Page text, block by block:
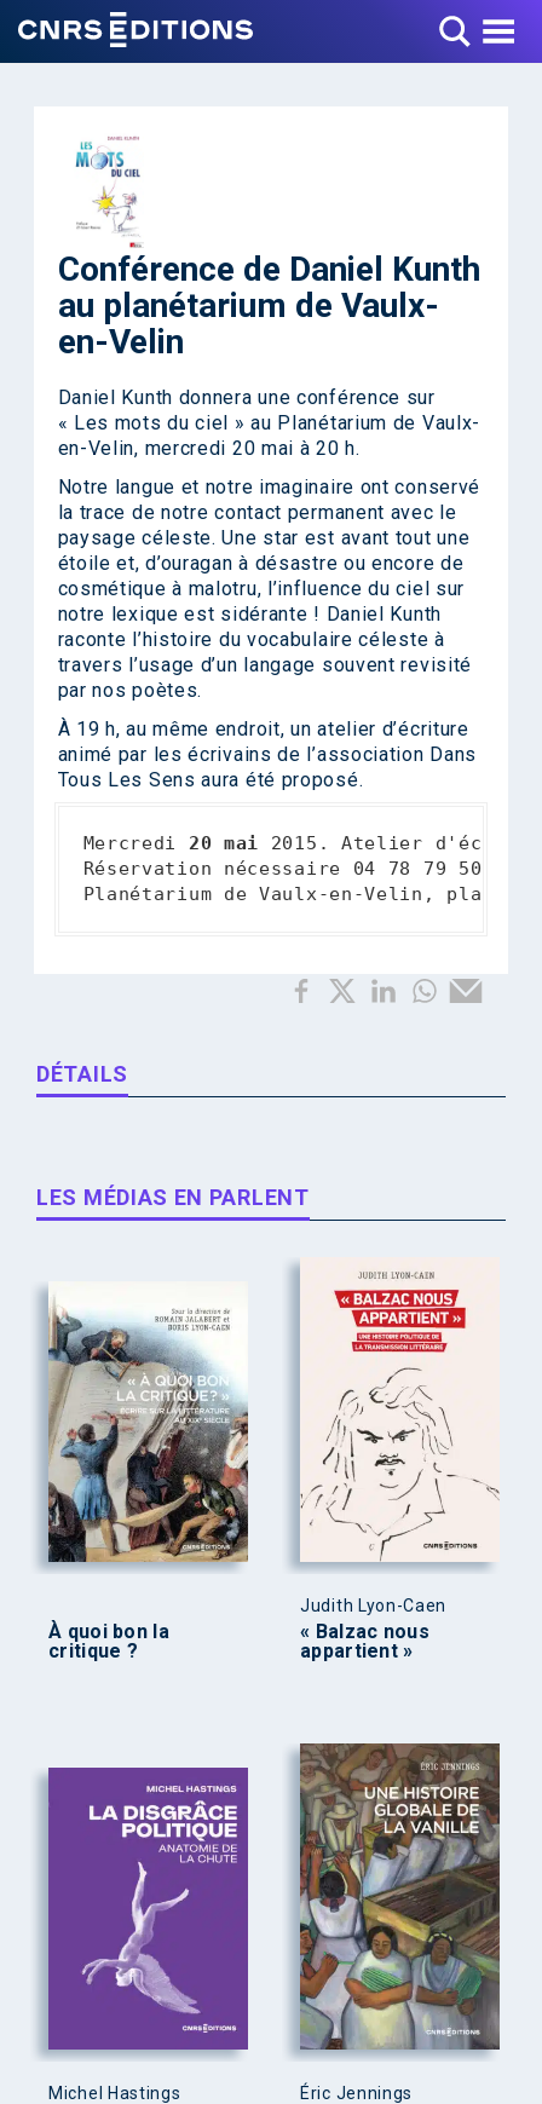
Toggle Menu
Conférence de Daniel Kunth
au planétarium de Vaulx-
en-Velin
Daniel Kunth donnera une conférence sur
« Les mots du ciel » au Planétarium de Vaulx-
en-Velin, mercredi 20 mai à 20 h.
Notre langue et notre imaginaire ont conservé
la trace de notre contact permanent avec le
paysage céleste. Une star est avant tout une
étoile et, d’ouragan à désastre ou encore de
cosmétique à malotru, l’influence du ciel sur
notre lexique est sidérante ! Daniel Kunth
raconte l’histoire du vocabulaire céleste à
travers l’usage d’un langage souvent revisité
par nos poètes.
À 19 h, au même endroit, un atelier d’écriture
animé par les écrivains de l’association Dans
Tous Les Sens aura été proposé.
Mercredi 20 mai 2015. Atelier
Réservation nécessaire 04 78 79 50 13
Planétarium de Vaulx-en-Velin, place
DÉTAILS
LES MÉDIAS EN PARLENT
À quoi bon la
critique ?
Judith Lyon-Caen
« Balzac nous
appartient »
Michel Hastings Éric Jennings